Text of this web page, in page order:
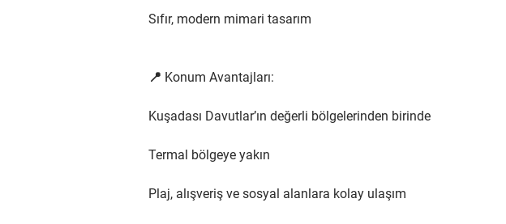
Sıfır, modern mimari tasarım
📍 Konum Avantajları:
Kuşadası Davutlar’ın değerli bölgelerinden birinde
Termal bölgeye yakın
Plaj, alışveriş ve sosyal alanlara kolay ulaşım